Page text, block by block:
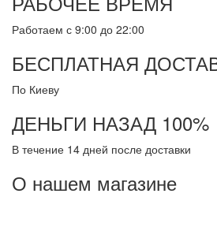
Работаем с 9:00 до 22:00
БЕСПЛАТНАЯ
По Киеву
ДЕНЬГИ НАЗАД 100%
В течение 14 дней после доставки
О нашем магазине